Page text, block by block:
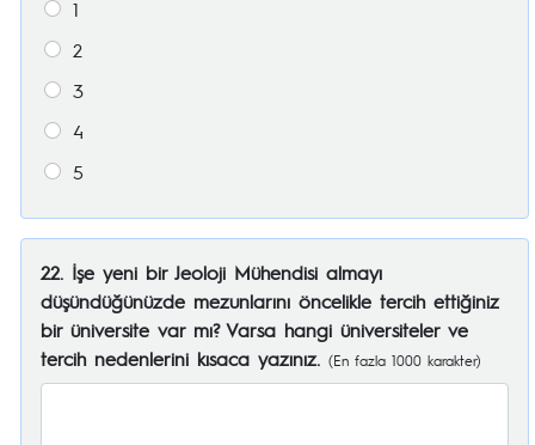
1
2
3
4
5
22. İşe yeni bir Jeoloji Mühendisi almayı
düşündüğünüzde mezunlarını öncelikle tercih ettiğiniz
bir üniversite var mı? Varsa hangi üniversiteler ve
tercih nedenlerini kısaca yazınız. (En fazla 1000 karakter)